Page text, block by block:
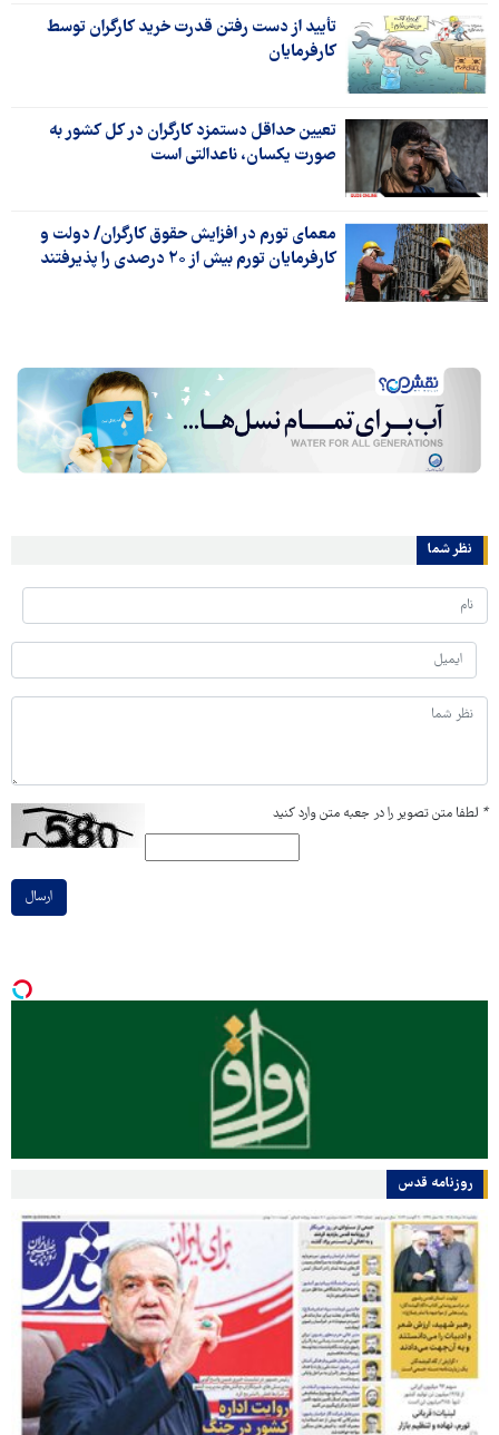
تأیید از دست رفتن قدرت خرید کارگران توسط
کارفرمایان
تعیین حداقل دستمزد کارگران در کل کشور به
صورت یکسان، ناعدالتی است
معمای تورم در افزایش حقوق کارگران/ دولت و
کارفرمایان تورم بیش از ۲۰ درصدی را پذیرفتند
نظر شما
* لطفا متن تصویر را در جعبه متن وارد کنید
ارسال
روزنامه قدس